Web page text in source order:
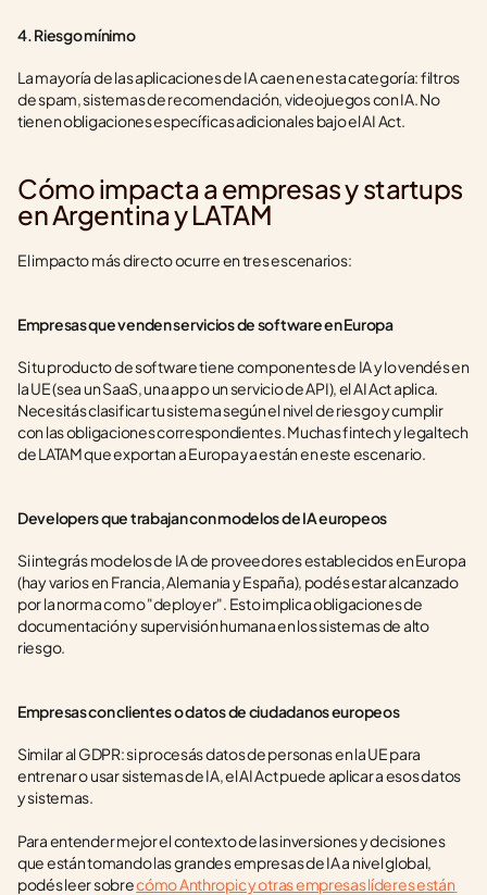
4. Riesgo mínimo
La mayoría de las aplicaciones de IA caen en esta categoría: filtros
de spam, sistemas de recomendación, videojuegos con IA. No
tienen obligaciones específicas adicionales bajo el AI Act.
Cómo impacta a empresas y startups
en Argentina y LATAM
El impacto más directo ocurre en tres escenarios:
Empresas que venden servicios de software en Europa
Si tu producto de software tiene componentes de IA y lo vendés en
la UE (sea un SaaS, una app o un servicio de API), el AI Act aplica.
Necesitás clasificar tu sistema según el nivel de riesgo y cumplir
con las obligaciones correspondientes. Muchas fintech y legaltech
de LATAM que exportan a Europa ya están en este escenario.
Developers que trabajan con modelos de IA europeos
Si integrás modelos de IA de proveedores establecidos en Europa
(hay varios en Francia, Alemania y España), podés estar alcanzado
por la norma como "deployer". Esto implica obligaciones de
documentación y supervisión humana en los sistemas de alto
riesgo.
Empresas con clientes o datos de ciudadanos europeos
Similar al GDPR: si procesás datos de personas en la UE para
entrenar o usar sistemas de IA, el AI Act puede aplicar a esos datos
y sistemas.
Para entender mejor el contexto de las inversiones y decisiones
que están tomando las grandes empresas de IA a nivel global,
podés leer sobre cómo Anthropic y otras empresas líderes están